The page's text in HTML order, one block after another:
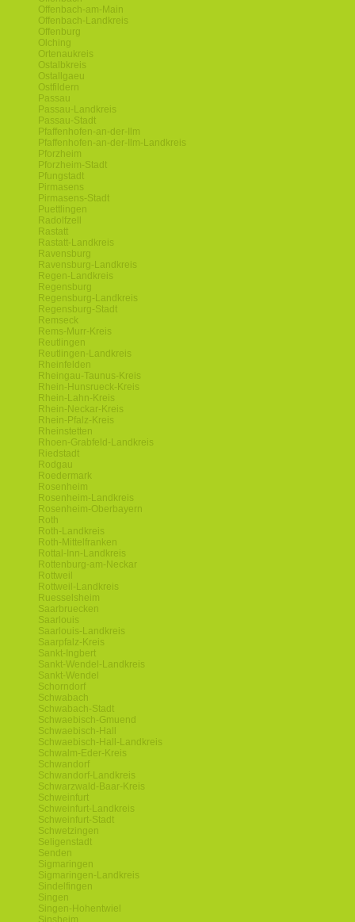
Offenbach-am-Main
Offenbach-Landkreis
Offenburg
Olching
Ortenaukreis
Ostalbkreis
Ostallgaeu
Ostfildern
Passau
Passau-Landkreis
Passau-Stadt
Pfaffenhofen-an-der-Ilm
Pfaffenhofen-an-der-Ilm-Landkreis
Pforzheim
Pforzheim-Stadt
Pfungstadt
Pirmasens
Pirmasens-Stadt
Puettlingen
Radolfzell
Rastatt
Rastatt-Landkreis
Ravensburg
Ravensburg-Landkreis
Regen-Landkreis
Regensburg
Regensburg-Landkreis
Regensburg-Stadt
Remseck
Rems-Murr-Kreis
Reutlingen
Reutlingen-Landkreis
Rheinfelden
Rheingau-Taunus-Kreis
Rhein-Hunsrueck-Kreis
Rhein-Lahn-Kreis
Rhein-Neckar-Kreis
Rhein-Pfalz-Kreis
Rheinstetten
Rhoen-Grabfeld-Landkreis
Riedstadt
Rodgau
Roedermark
Rosenheim
Rosenheim-Landkreis
Rosenheim-Oberbayern
Roth
Roth-Landkreis
Roth-Mittelfranken
Rottal-Inn-Landkreis
Rottenburg-am-Neckar
Rottweil
Rottweil-Landkreis
Ruesselsheim
Saarbruecken
Saarlouis
Saarlouis-Landkreis
Saarpfalz-Kreis
Sankt-Ingbert
Sankt-Wendel-Landkreis
Sankt-Wendel
Schorndorf
Schwabach
Schwabach-Stadt
Schwaebisch-Gmuend
Schwaebisch-Hall
Schwaebisch-Hall-Landkreis
Schwalm-Eder-Kreis
Schwandorf
Schwandorf-Landkreis
Schwarzwald-Baar-Kreis
Schweinfurt
Schweinfurt-Landkreis
Schweinfurt-Stadt
Schwetzingen
Seligenstadt
Senden
Sigmaringen
Sigmaringen-Landkreis
Sindelfingen
Singen
Singen-Hohentwiel
Sinsheim